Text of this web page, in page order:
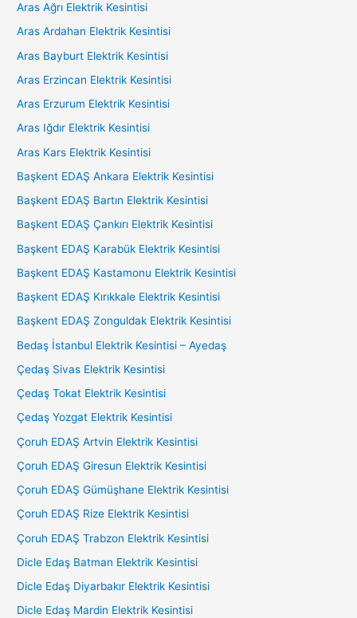
Aras Ağrı Elektrik Kesintisi
Aras Ardahan Elektrik Kesintisi
Aras Bayburt Elektrik Kesintisi
Aras Erzincan Elektrik Kesintisi
Aras Erzurum Elektrik Kesintisi
Aras Iğdır Elektrik Kesintisi
Aras Kars Elektrik Kesintisi
Başkent EDAŞ Ankara Elektrik Kesintisi
Başkent EDAŞ Bartın Elektrik Kesintisi
Başkent EDAŞ Çankırı Elektrik Kesintisi
Başkent EDAŞ Karabük Elektrik Kesintisi
Başkent EDAŞ Kastamonu Elektrik Kesintisi
Başkent EDAŞ Kırıkkale Elektrik Kesintisi
Başkent EDAŞ Zonguldak Elektrik Kesintisi
Bedaş İstanbul Elektrik Kesintisi – Ayedaş
Çedaş Sivas Elektrik Kesintisi
Çedaş Tokat Elektrik Kesintisi
Çedaş Yozgat Elektrik Kesintisi
Çoruh EDAŞ Artvin Elektrik Kesintisi
Çoruh EDAŞ Giresun Elektrik Kesintisi
Çoruh EDAŞ Gümüşhane Elektrik Kesintisi
Çoruh EDAŞ Rize Elektrik Kesintisi
Çoruh EDAŞ Trabzon Elektrik Kesintisi
Dicle Edaş Batman Elektrik Kesintisi
Dicle Edaş Diyarbakır Elektrik Kesintisi
Dicle Edaş Mardin Elektrik Kesintisi